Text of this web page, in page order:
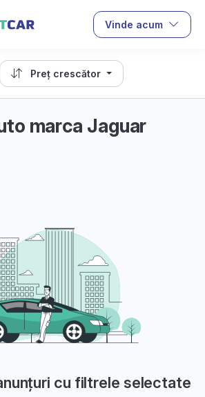
Vinde acum
Preț crescător
marca Jaguar
cu filtrele selectate